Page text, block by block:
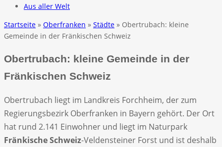
Aus aller Welt
Startseite » Oberfranken » Städte » Obertrubach: kleine
Gemeinde in der Fränkischen Schweiz
Obertrubach: kleine Gemeinde in der
Fränkischen Schweiz
Obertrubach liegt im Landkreis Forchheim, der zum
Regierungsbezirk Oberfranken in Bayern gehört. Der Ort
hat rund 2.141 Einwohner und liegt im Naturpark
Fränkische Schweiz-Veldensteiner Forst und ist deshalb